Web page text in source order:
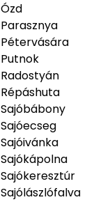
Ózd
Parasznya
Pétervására
Putnok
Radostyán
Répáshuta
Sajóbábony
Sajóecseg
Sajóivánka
Sajókápolna
Sajókeresztúr
Sajólászlófalva